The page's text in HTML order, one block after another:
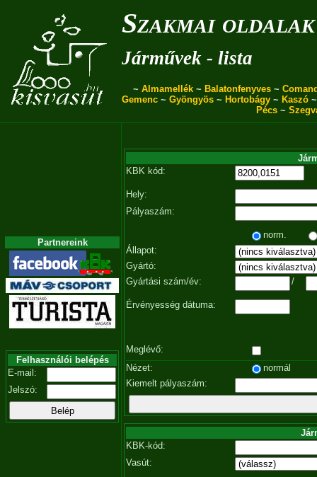
Szakmai oldalak
Járművek - lista
~ Almamellék ~ Balatonfenyves ~
Gemenc ~ Gyöngyös ~ Hortobágy ~ Kaszó
Pécs ~
Partnereink
Felhasználói belépés
E-mail:
Jelszó:
KBK kód:
Hely:
Pályaszám:
norm.
Állapot:
Gyártó:
Gyártási szám/év:
/
Érvényesség dátuma:
Meglévő:
Nézet:
normál
Kiemelt pályaszám:
KBK-kód:
Vasút: